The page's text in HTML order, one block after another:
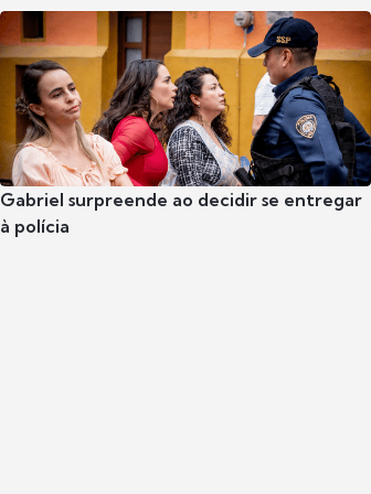
Gabriel surpreende ao decidir se entregar
à polícia